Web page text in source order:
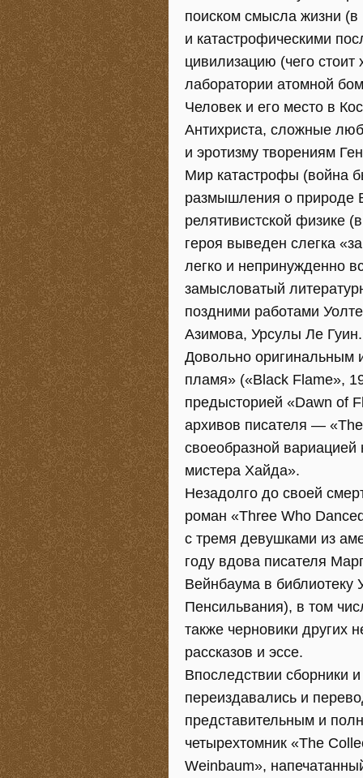
поиском смысла жизни
и катастрофическими
цивилизацию (чего
лаборатории атомной
Человек и его место в
Антихриста, сложные
и эротизму творениям
Мир катастрофы (война
размышления о природе
релятивистской физике
героя выведен слегка
легко и непринужденно
замысловатый
поздними работами
Азимова, Урсулы Ле
Довольно оригинальным
пламя» («Black Flame»,
предысторией «Dawn of
архивов писателя —
своеобразной
мистера Хайда».
Незадолго до своей
роман «Three Who
с тремя девушками из
году вдова писателя
Вейнбаума в
Пенсильвания), в том
также черновики других
рассказов и эссе.
Впоследствии сборники
переиздавались и
представительным и
четырехтомник «The
Weinbaum»,